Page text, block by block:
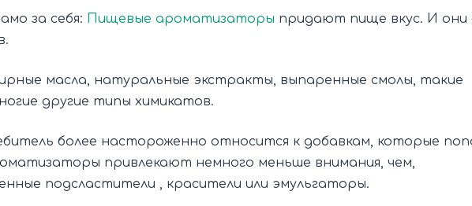
за себя: Пищевые ароматизаторы придают пище вкус. И
масла, натуральные экстракты, выпаренные смолы, такие
другие типы химикатов.
более настороженно относится к добавкам, которые
привлекают немного меньше внимания, чем,
подсластители , красители или эмульгаторы.